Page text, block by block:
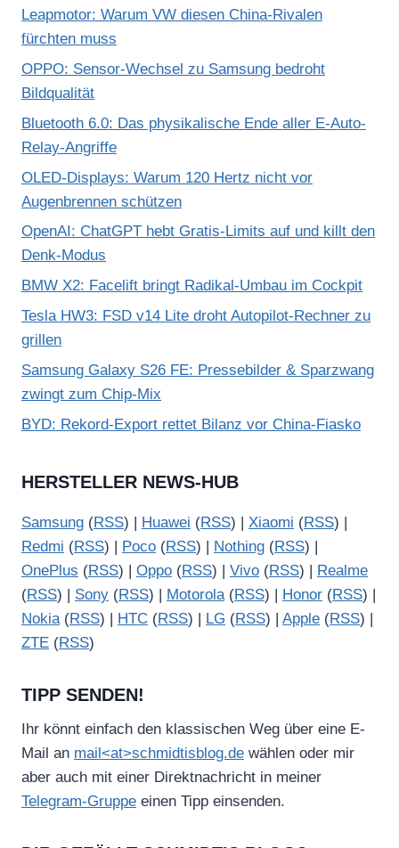
Leapmotor: Warum VW diesen China-Rivalen
fürchten muss
OPPO: Sensor-Wechsel zu Samsung bedroht
Bildqualität
Bluetooth 6.0: Das physikalische Ende aller E-Auto-
Relay-Angriffe
OLED-Displays: Warum 120 Hertz nicht vor
Augenbrennen schützen
OpenAI: ChatGPT hebt Gratis-Limits auf und killt den
Denk-Modus
BMW X2: Facelift bringt Radikal-Umbau im Cockpit
Tesla HW3: FSD v14 Lite droht Autopilot-Rechner zu
grillen
Samsung Galaxy S26 FE: Pressebilder & Sparzwang
zwingt zum Chip-Mix
BYD: Rekord-Export rettet Bilanz vor China-Fiasko
HERSTELLER NEWS-HUB
Samsung (RSS) | Huawei (RSS) | Xiaomi (RSS) |
Redmi (RSS) | Poco (RSS) | Nothing (RSS) |
OnePlus (RSS) | Oppo (RSS) | Vivo (RSS) |
Realme
(RSS) | Sony (RSS) | Motorola(RSS) | Honor (RSS) |
Nokia(RSS) | HTC (RSS) | LG (RSS) | Apple (RSS) |
ZTE (RSS)
TIPP SENDEN!
Ihr könnt einfach den klassischen Weg über eine E-
Mail an mail<at>schmidtisblog.de wählen oder mir
aber auch mit einer Direktnachricht in meiner
Telegram-Gruppe einen Tipp einsenden.